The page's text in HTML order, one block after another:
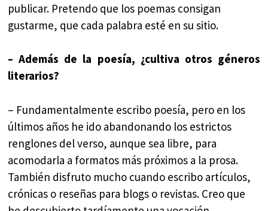
publicar. Pretendo que los poemas consigan
gustarme, que cada palabra esté en su sitio.
– Además de la poesía, ¿cultiva otros géneros
literarios?
– Fundamentalmente escribo poesía, pero en los
últimos años he ido abandonando los estrictos
renglones del verso, aunque sea libre, para
acomodarla a formatos más próximos a la prosa.
También disfruto mucho cuando escribo artículos,
crónicas o reseñas para blogs o revistas. Creo que